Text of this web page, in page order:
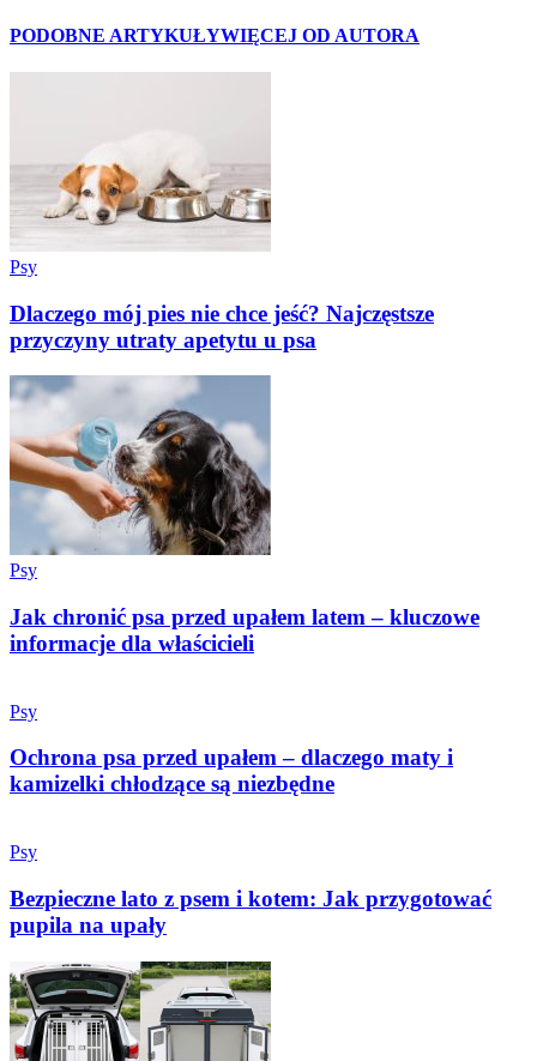
PODOBNE ARTYKUŁYWIĘCEJ OD AUTORA
Psy
Dlaczego mój pies nie chce jeść? Najczęstsze
przyczyny utraty apetytu u psa
Psy
Jak chronić psa przed upałem latem – kluczowe
informacje dla właścicieli
Psy
Ochrona psa przed upałem – dlaczego maty i
kamizelki chłodzące są niezbędne
Psy
Bezpieczne lato z psem i kotem: Jak przygotować
pupila na upały